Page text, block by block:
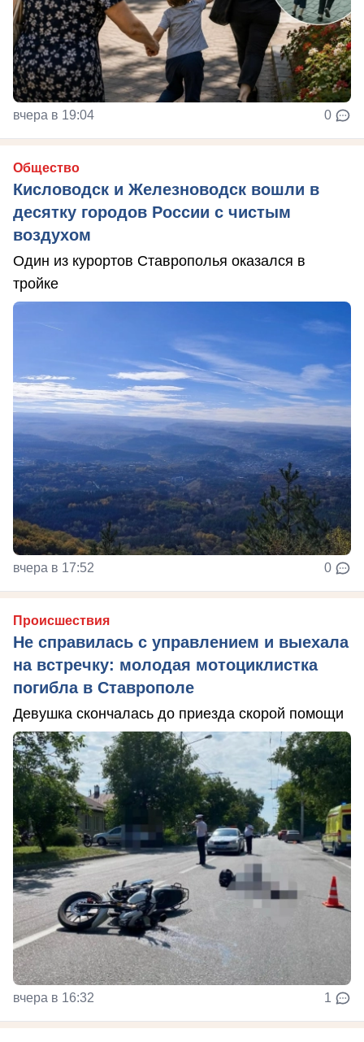
вчера в 19:04 0
Общество
Кисловодск и Железноводск вошли в
десятку городов России с чистым
воздухом
Один из курортов Ставрополья оказался в
тройке
вчера в 17:52 0
Происшествия
Не справилась с управлением и выехала
на встречку: молодая мотоциклистка
погибла в Ставрополе
Девушка скончалась до приезда скорой помощи
вчера в 16:32 1